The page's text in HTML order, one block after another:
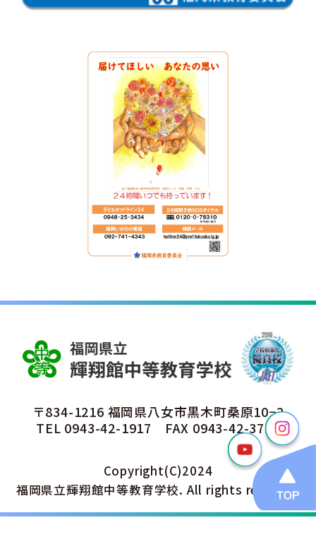
〒834-1216 福岡県八女市黒木町桑原10−2
TEL 0943-42-1917 FAX 0943-42-3791
Copyright(C)2024
福岡県立輝翔館中等教育学校. All rights reserved